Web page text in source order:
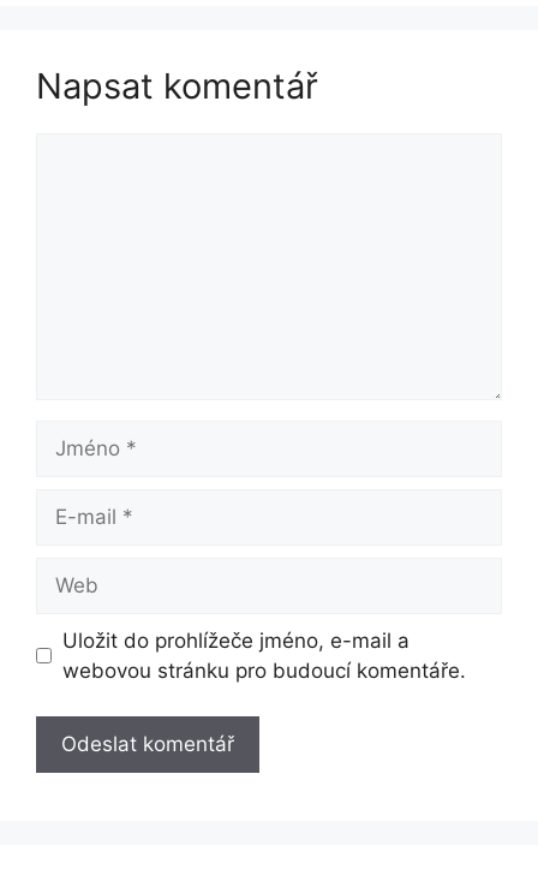
Napsat komentář
Jméno
mail
Uložit do prohlížeče jméno, e-mail a
webovou stránku pro budoucí komentáře.